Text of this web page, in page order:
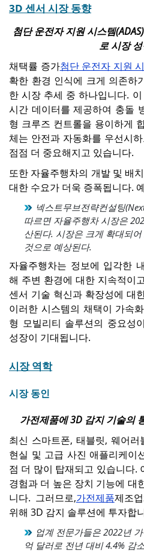
북아메리카
북미는 2025년에 23억 6천
만 달러를 창출해 35.30%의
비중을 차지했으며 2026년
에는 27억 7천만 달러에 이
를 것으로 예상됩니다.
아시아 태평양
아시아 태평양 지역은 2025
년 15억 7천만 달러로 시장
의 23.40%를 차지했으며,
2026년에는 18억 5천만 달
러에 이를 것으로 예상됩니
다.
일본
시장은 자동차 및 전자 애플
리케이션의 성장에 힘입어
2026년에 4억 3천만 달러에
이를 것으로 예상됩니다.
3D 센서 시장 동향
첨단 운전자 지원 시스템
로 시장
채택률 증가첨단 운전자 지원
확한 환경 인식에 크게 의존하
한 시장 추세 중 하나입니다.
시간 데이터를 제공하여 충돌
형 크루즈 컨트롤을 용이하게
체는 안전과 자동화를 우선시
점점 더 중요해지고 있습니다.
또한 자율주행차의 개발 및 배
대한 수요가 더욱 증폭됩니다.
넥스트무브전략컨설팅
따르면 자율주행차 시장은
산된다. 시장은 크게 확대되
것으로 예상된다.
자율주행차는 정보에 입각한
해 주변 환경에 대한 지속적이
센서 기술 혁신과 확장성에 대
이러한 시스템의 채택이 가속
형 모빌리티 솔루션의 중요성
성장이 기대됩니다.
시장 역학
시장 동인
가전제품에 3D 감지 기술의
최신 스마트폰, 태블릿, 웨어
현실 및 고급 사진 애플리케이
점 더 많이 탑재되고 있습니다.
경험과 더 높은 장치 기능에 대
니다. 그러므로,가전제품제조
위해 3D 감지 솔루션에 투자합
업계 전문가들은 2022년
억 달러로 전년 대비 4.4% 감